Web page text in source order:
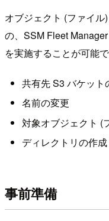
オブジェクト (ファイ
の、SSM Fleet
を実施することが可能で
共有先 S3 バケット
名前の変更
対象オブジェクト (
ディレクトリの作成
事前準備